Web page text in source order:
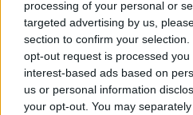
processing of your personal or
targeted advertising by us,
section to confirm your
opt-out request is processed
interest-based ads based on
us or personal information
your opt-out. You may